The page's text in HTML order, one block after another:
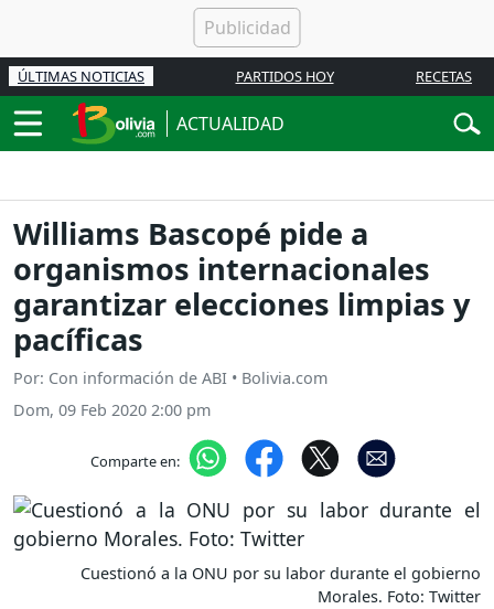
ÚLTIMAS NOTICIAS PARTIDOS HOY RECETAS
ACTUALIDAD
Williams Bascopé pide a
organismos internacionales
garantizar elecciones limpias y
pacíficas
Por: Con información de ABI • Bolivia.com
Dom, 09 Feb 2020 2:00 pm
Comparte en:
Cuestionó a la ONU por su labor durante el gobierno
Morales. Foto: Twitter